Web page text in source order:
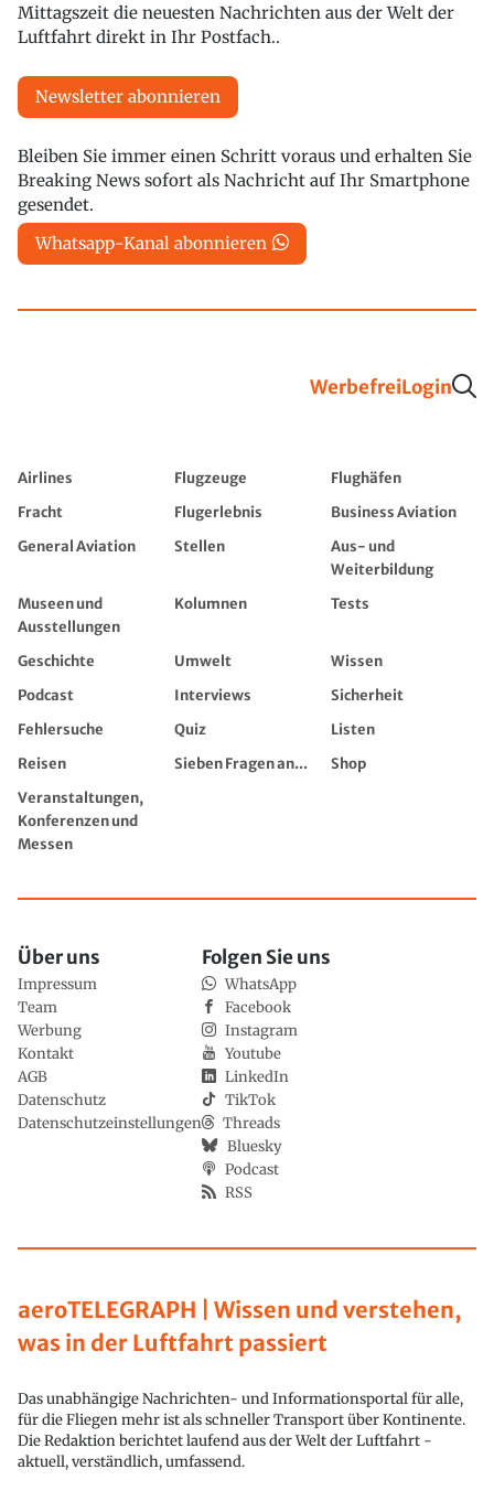
Mittagszeit die neuesten Nachrichten aus der Welt der
Luftfahrt direkt in Ihr Postfach..
Newsletter abonnieren
Bleiben Sie immer einen Schritt voraus und erhalten Sie
Breaking News sofort als Nachricht auf Ihr Smartphone
gesendet.
Whatsapp-Kanal abonnieren
WerbefreiLogin
Airlines Flugzeuge
Flughäfen
Fracht
Flugerlebnis
Business Aviation
General Aviation
Stellen
Aus- und
Weiterbildung
Museen und
Ausstellungen
Kolumnen Tests
Geschichte Umwelt
Wissen
Podcast
Interviews
Sicherheit
Fehlersuche
Quiz
Listen
Reisen
Sieben Fragen an...
Shop
Veranstaltungen,
Konferenzen und
Messen
aeroTELEGRAPH | Wissen und verstehen,
was in der Luftfahrt passiert
Das unabhängige Nachrichten- und Informationsportal für alle,
für die Fliegen mehr ist als schneller Transport über Kontinente.
Die Redaktion berichtet laufend aus der Welt der Luftfahrt -
aktuell, verständlich, umfassend.
Über uns
Impressum
Team
Werbung
Kontakt
AGB
Datenschutz
Datenschutzeinstellungen
Folgen Sie uns
WhatsApp
Facebook
Instagram
Youtube
LinkedIn
TikTok
Threads
Bluesky
Podcast
RSS